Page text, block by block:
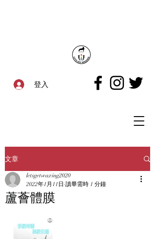
登入
文章
蘆薈體膜
letsgetwaxing2020
2022年1月11日 讀畢需時 1 分鐘